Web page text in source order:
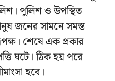
পুলিশ ও উপস্থিত
জনের সামনে সমস্ত
শেষে এক প্রকার
ঘটে। ঠিক হয় পরে
হবে।